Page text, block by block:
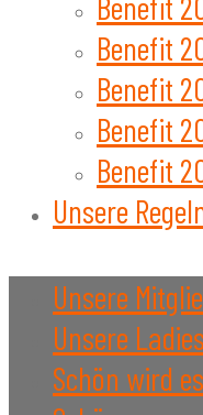
Benefit
Benefit
Benefit
Benefit
Unsere
Unsere
Unsere Ladies
Schön wird es